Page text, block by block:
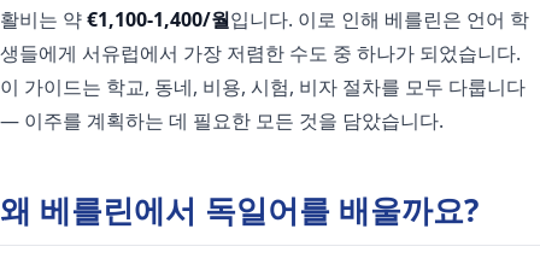
활비는 약€1,100-1,400/월입니다. 이로 인해 베를린은 언어 학
생들에게 서유럽에서 가장 저렴한 수도 중 하나가 되었습니다.
이 가이드는 학교, 동네, 비용, 시험, 비자 절차를 모두 다룹니다
— 이주를 계획하는 데 필요한 모든 것을 담았습니다.
왜 베를린에서 독일어를 배울까요?